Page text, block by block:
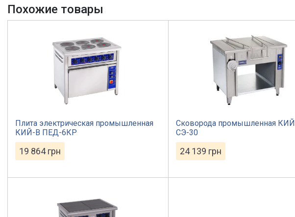
Похожие товары
Плита электрическая промышленная
КИЙ-В ПЕД-6КР
19 864грн
Сковорода промышленная
СЭ-30
24 139 грн